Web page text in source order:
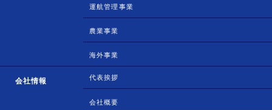
運航管理事業
農業事業
海外事業
会社情報 代表挨拶
会社概要